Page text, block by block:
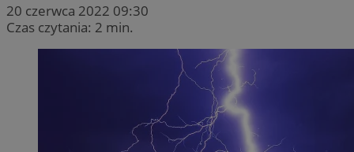
20 czerwca 2022 09:30
Czas czytania: 2 min.